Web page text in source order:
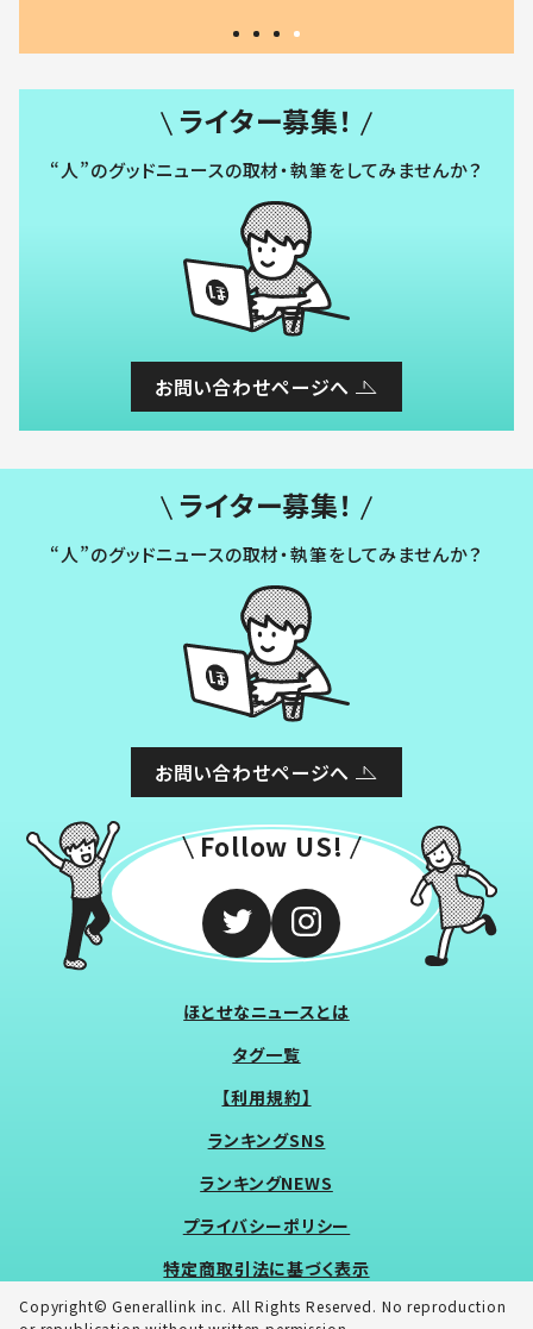
ライター募集！
“人”のグッドニュースの取材・執筆をしてみませんか？
お問い合わせページへ
ライター募集！
“人”のグッドニュースの取材・執筆をしてみませんか？
お問い合わせページへ
Follow US!
ほとせなニュースとは
タグ一覧
【利用規約】
ランキングSNS
ランキングNEWS
プライバシーポリシー
特定商取引法に基づく表示
Copyright© Generallink inc. All Rights Reserved. No reproduction